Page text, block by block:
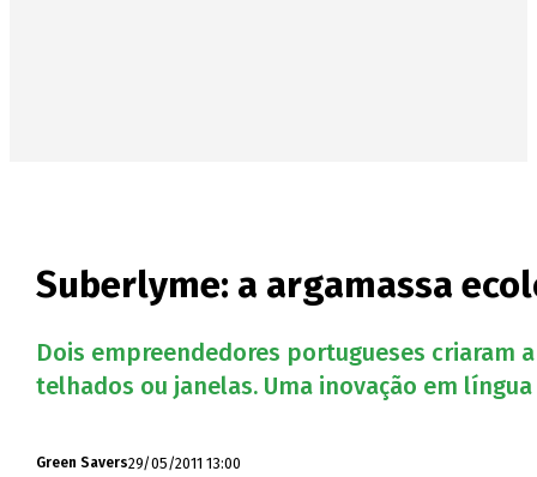
Suberlyme: a argamassa
Dois empreendedores portugueses criaram
telhados ou janelas. Uma inovação em
Green Savers29/05/2011 13:00